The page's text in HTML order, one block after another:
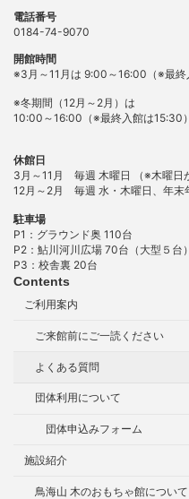
電話番号
0184-74-9070
開館時間
※3月～11月は 9:00～16:00（※最終
※冬期間（12月～2月）は
10:00～16:00（※最終入館は15:30）
休館日
3月～11月 毎週 木曜日 （※木曜日
12月～2月 毎週 水・木曜日、年末
駐車場
P1：グラウンド奥 110台
P2：鮎川河川広場 70台（大型５台）
P3：校舎裏 20台
Contents
ご利用案内
ご来館前にご一読ください
よくある質問
団体利用について
団体申込みフォーム
施設紹介
鳥海山 木のおもちゃ館について